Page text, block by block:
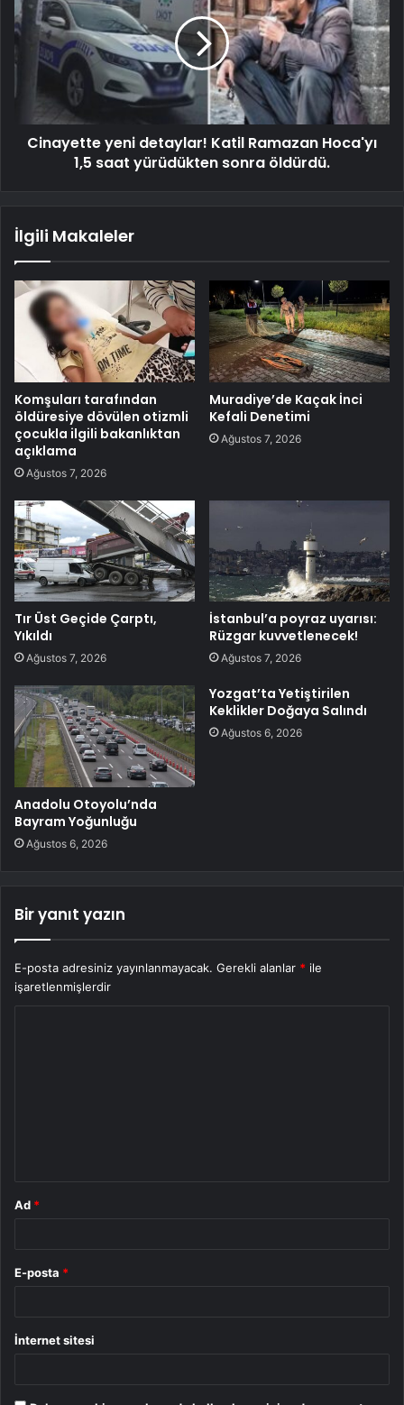
Cinayette yeni detaylar! Katil Ramazan Hoca'yı
1,5 saat yürüdükten sonra öldürdü.
İlgili Makaleler
Komşuları tarafından
öldüresiye dövülen otizmli
çocukla ilgili bakanlıktan
açıklama
Ağustos 7, 2026
Muradiye’de Kaçak İnci
Kefali Denetimi
Ağustos 7, 2026
Tır Üst Geçide Çarptı,
Yıkıldı
Ağustos 7, 2026
İstanbul’a poyraz uyarısı:
Rüzgar kuvvetlenecek!
Ağustos 7, 2026
Anadolu Otoyolu’nda
Bayram Yoğunluğu
Ağustos 6, 2026
Yozgat’ta Yetiştirilen
Keklikler Doğaya Salındı
Ağustos 6, 2026
Bir yanıt yazın
E-posta adresiniz yayınlanmayacak. Gerekli alanlar * ile
işaretlenmişlerdir
Ad *
E-posta *
İnternet sitesi